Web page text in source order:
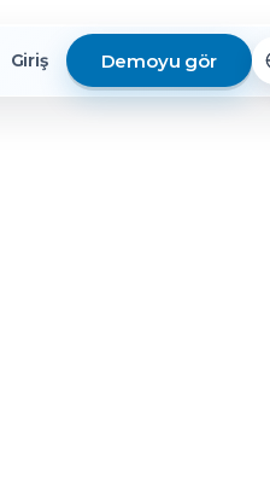
Giriş Demoyu gör